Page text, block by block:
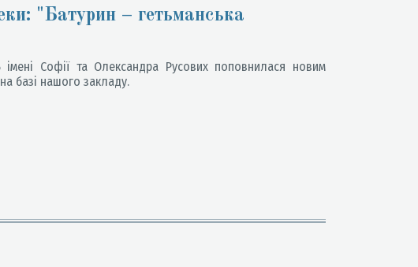
"Батурин – гетьманська
імені Софії та Олександра Русових поповнилася новим
базі нашого закладу.